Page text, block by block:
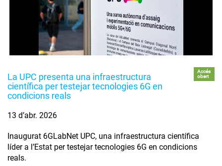
La UPC presenta una infraestructura
científica per testejar tecnologies 6G en
condicions reals
Accés
obert
13 d’abr. 2026
Inaugurat 6GLabNet UPC, una infraestructura científica
líder a l’Estat per testejar tecnologies 6G en condicions
reals.